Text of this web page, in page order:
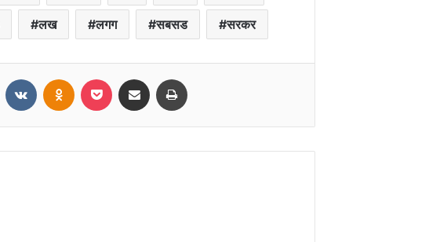
लख लगग सबसड सरकर
Reddit VKontakteOdnoklassniki
Pocket Share via Email